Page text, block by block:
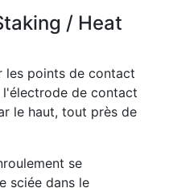
/ Heat
les points de contact
de contact
le haut, tout près de
se
sciée dans le